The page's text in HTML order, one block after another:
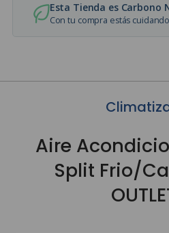
Esta Tienda es Carbono
Con tu compra estás
Aire
Split Frio/